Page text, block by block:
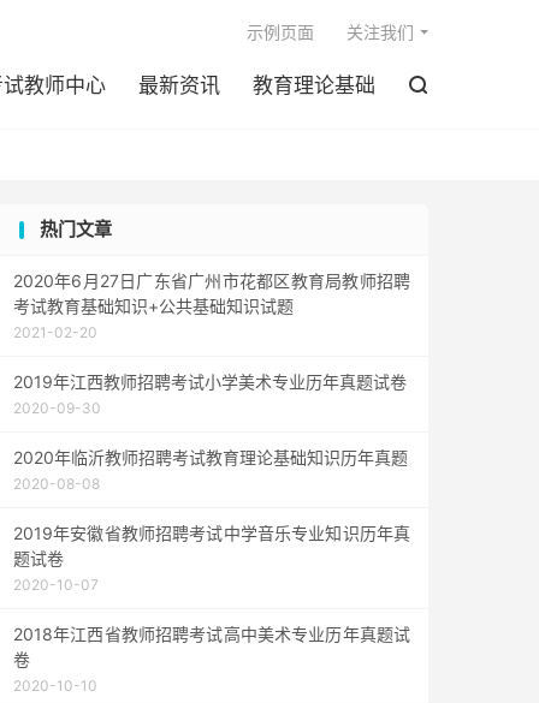
教师中心 最新资讯 教育理论基础 
示例页面 关注我们
热门文章
2020年6月27日广东省广州市花都区教育局教师招聘
考试教育基础知识+公共基础知识试题
2021-02-20
2019年江西教师招聘考试小学美术专业历年真题试卷
2020-09-30
2020年临沂教师招聘考试教育理论基础知识历年真题
2020-08-08
2019年安徽省教师招聘考试中学音乐专业知识历年真
题试卷
2020-10-07
2018年江西省教师招聘考试高中美术专业历年真题试
卷
2020-10-10